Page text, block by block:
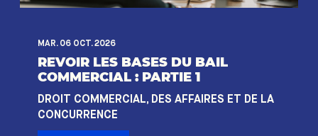
MAR. 06 OCT. 2026
REVOIR LES BASES DU BAIL
COMMERCIAL : PARTIE 1
DROIT COMMERCIAL, DES AFFAIRES ET DE LA
CONCURRENCE